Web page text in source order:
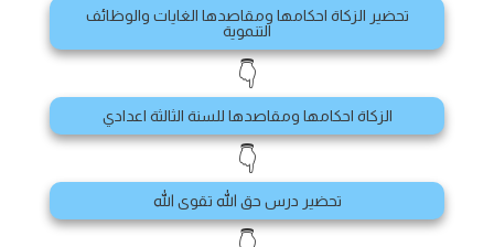
تحضير الزكاة احكامها ومقاصدها الغايات والوظائف
التنموية
👇
الزكاة احكامها ومقاصدها للسنة الثالثة اعدادي
👇
تحضير درس حق الله تقوى الله